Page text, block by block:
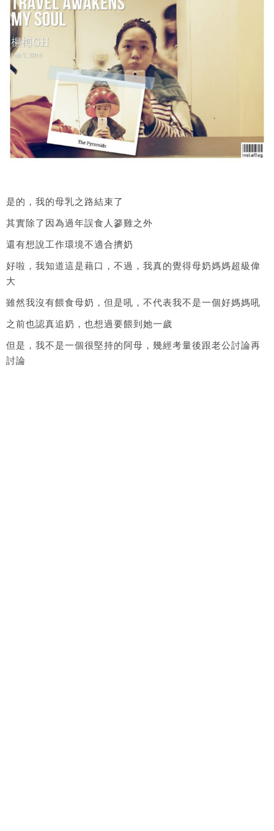
是的，我的母乳之路結束了
其實除了因為過年誤食人篸雞之外
還有想說工作環境不適合擠奶
好啦，我知道這是藉口，不過，我真的覺得母奶媽媽超級偉
大
雖然我沒有餵食母奶，但是吼，不代表我不是一個好媽媽吼
之前也認真追奶，也想過要餵到她一歲
但是，我不是一個很堅持的阿母，幾經考量後跟老公討論再
討論